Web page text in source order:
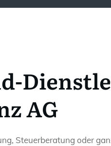
AG
Steuerberatung oder